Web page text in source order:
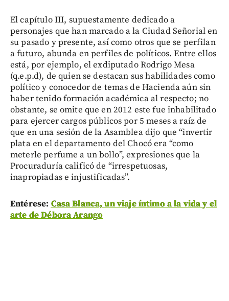
El capítulo III, supuestamente dedicado a
personajes que han marcado a la Ciudad Señorial en
su pasado y presente, así como otros que se perfilan
a futuro, abunda en perfiles de políticos. Entre ellos
está, por ejemplo, el exdiputado Rodrigo Mesa
(q.e.p.d), de quien se destacan sus habilidades como
político y conocedor de temas de Hacienda aún sin
haber tenido formación académica al respecto; no
obstante, se omite que en 2012 este fue inhabilitado
para ejercer cargos públicos por 5 meses a raíz de
que en una sesión de la Asamblea dijo que “invertir
plata en el departamento del Chocó era “como
meterle perfume a un bollo”, expresiones que la
Procuraduría calificó de “irrespetuosas,
inapropiadas e injustificadas”.
Entérese: Casa Blanca, un viaje íntimo a la vida y el
arte de Débora Arango